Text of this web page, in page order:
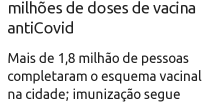
milhões de doses de vacina
antiCovid
Mais de 1,8 milhão de pessoas
completaram o esquema vacinal
na cidade; imunização segue